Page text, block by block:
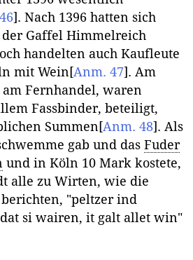
] . Nach 1396 hatten sich
Gaffel Himmelreich
handelten auch Kaufleute
mit Wein [Anm. 47] . Am
Fernhandel, waren
Fassbinder, beteiligt,
Summen [Anm. 48] . Als
gab und das Fuder
und in Köln 10 Mark kostete,
alle zu Wirten, wie die
"peltzer ind
dat si wairen, it galt allet win"